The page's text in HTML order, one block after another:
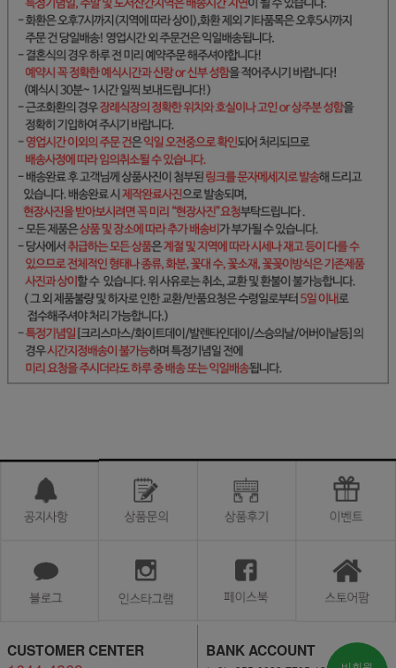
CUSTOMER CENTER BANK ACCOUNT